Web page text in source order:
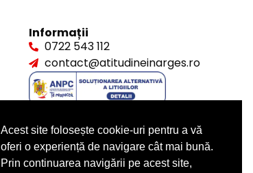
Informații
0722 543 112
contact@atitudineinarges.ro
Acest site folosește cookie-uri pentru a vă
oferi o experiență de navigare cât mai bună.
Prin continuarea navigării pe acest site,